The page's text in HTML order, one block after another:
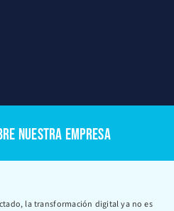
NUESTRA EMPRESA
la transformación digital ya no es